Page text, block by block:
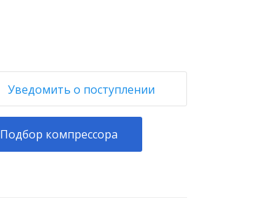
Уведомить о поступлении
Подбор компрессора